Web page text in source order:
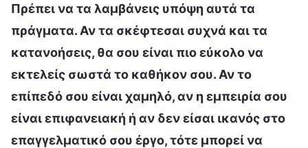
Πρέπει να τα λαμβάνεις υπόψη αυτά τα
πράγματα. Αν τα σκέφτεσαι συχνά και τα
κατανοήσεις, θα σου είναι πιο εύκολο να
εκτελείς σωστά το καθήκον σου. Αν το
επίπεδό σου είναι χαμηλό, αν η εμπειρία σου
είναι επιφανειακή ή αν δεν είσαι ικανός στο
επαγγελματικό σου έργο, τότε μπορεί να